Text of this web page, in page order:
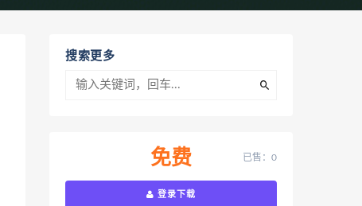
搜索更多
免费 已售：0
登录下载